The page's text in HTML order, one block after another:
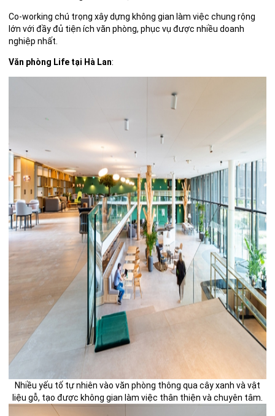
Co-working chú trọng xây dựng không gian làm việc chung rộng
lớn với đầy đủ tiện ích văn phòng, phục vụ được nhiều doanh
nghiệp nhất.
Văn phòng Life tại Hà Lan:
Nhiều yếu tố tự nhiên vào văn phòng thông qua cây xanh và vật
liệu gỗ, tạo được không gian làm việc thân thiện và chuyên tâm.